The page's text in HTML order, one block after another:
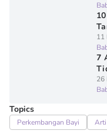
11
7
26
Topics
Perkembangan Bayi